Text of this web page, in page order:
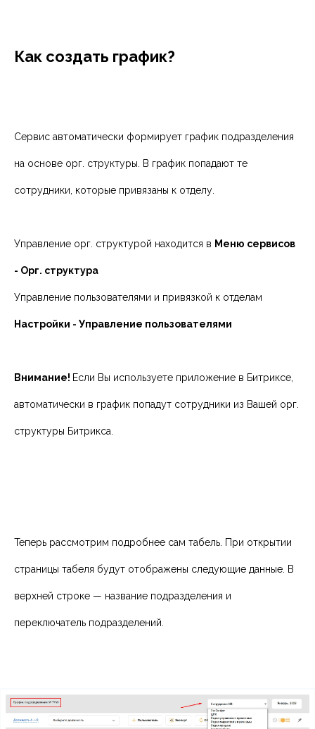
Как создать график?
Сервис автоматически формирует график подразделения
на основе орг. структуры. В график попадают те
сотрудники, которые привязаны к отделу.
Управление орг. структурой находится в Меню сервисов
- Орг. структура
Управление пользователями и привязкой к отделам
Настройки - Управление пользователями
Внимание! Если Вы используете приложение в Битриксе,
автоматически в график попадут сотрудники из Вашей орг.
структуры Битрикса.
Теперь рассмотрим подробнее сам табель. При открытии
страницы табеля будут отображены следующие данные. В
верхней строке — название подразделения и
переключатель подразделений.